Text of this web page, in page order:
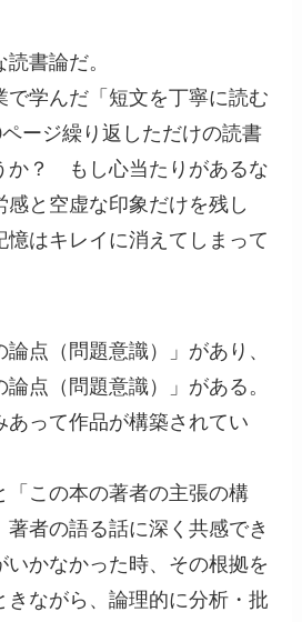
書論だ。
で学んだ「短文を丁寧に読む
ージ繰り返しただけの読書
か？ もし心当たりがあるな
感と空虚な印象だけを残し
憶はキレイに消えてしまって
点（問題意識）」があり、
点（問題意識）」がある。
あって作品が構築されてい
「この本の著者の主張の構
者の語る話に深く共感でき
いかなかった時、その根拠を
きながら、論理的に分析・批